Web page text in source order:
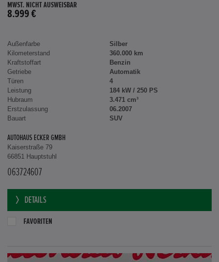
MWST. NICHT AUSWEISBAR
8.999 €
Außenfarbe
Silber
Kilometerstand
360.000 km
Kraftstoffart
Benzin
Getriebe
Automatik
Türen
4
Leistung
184 kW / 250 PS
Hubraum
3.471 cm³
Erstzulassung
06.2007
Bauart
SUV
AUTOHAUS ECKER GMBH
Kaiserstraße 79
66851 Hauptstuhl
063724607
DETAILS
FAVORITEN